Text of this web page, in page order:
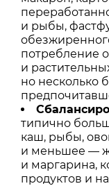
и рыбы,
потребление
и
но несколько
типично
каш, рыбы,
и меньшее —
и маргарина,
продуктов и